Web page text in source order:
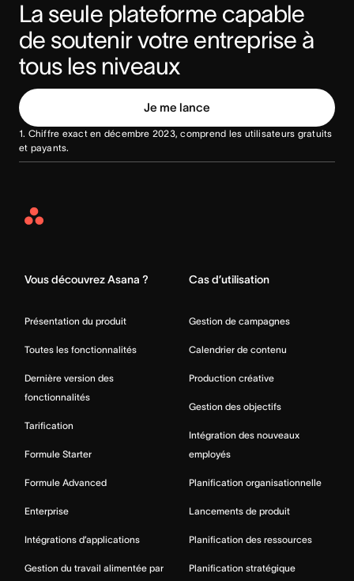
La seule plateforme capable
de soutenir votre entreprise à
tous les niveaux
Je me lance
1. Chiffre exact en décembre 2023, comprend les utilisateurs gratuits
et payants.
Asana
Vous découvrez Asana ?
Présentation du produit
Toutes les fonctionnalités
Dernière version des
fonctionnalités
Tarification
Formule Starter
Formule Advanced
Enterprise
Intégrations d’applications
Gestion du travail alimentée par
Cas d’utilisation
Gestion de campagnes
Calendrier de contenu
Production créative
Gestion des objectifs
Intégration des nouveaux
employés
Planification organisationnelle
Lancements de produit
Planification des ressources
Planification stratégique